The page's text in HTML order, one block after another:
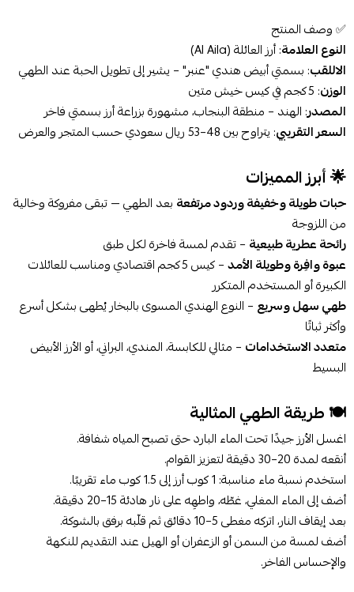
✅ وصف المنتج
النوع العلامة: أرز العائلة (Al Aila)
الاللقب: بسمتي أبيض هندي "عنبر" – يشير إلى تطويل الحبة عند الطهي
الوزن: 5 كجم في كيس خيش متين
المصدر: الهند – منطقة البنجاب، مشهورة بزراعة أرز بسمتي فاخر
السعر التقريبي: يتراوح بين 48–53 ريال سعودي حسب المتجر والعرض
🌟 أبرز المميزات
حبات طويلة وخفيفة وردود مرتفعة بعد الطهي — تبقى مفروكة وخالية
من اللزوجة
رائحة عطرية طبيعية – تقدم لمسة فاخرة لكل طبق
عبوة وافِرة وطويلة الأمد
– كيس 5 كجم اقتصادي ومناسب للعائلات
الكبيرة أو المستخدم المتكرر
طهي سهل وسريع – النوع الهندي المسوى بالبخار يُطهى بشكل أسرع
وأكثر ثباتًا
متعدد الاستخدامات – مثالي للكابسة، المندي، البراني، أو الأرز الأبيض
البسيط
🍽 طريقة الطهي المثالية
اغسل الأرز جيدًا تحت الماء البارد حتى تصبح المياه شفافة.
أنقعه لمدة 20–30 دقيقة لتعزيز القوام.
استخدم نسبة ماء مناسبة: 1 كوب أرز إلى 1.5 كوب ماء تقريبًا.
أضف إلى الماء المغلي، غطّه، واطهِه على نار هادئة 15–20 دقيقة.
بعد إيقاف النار، اتركه مغطى 5–10 دقائق ثم قلّبه برفق بالشوكة.
أضف لمسة من السمن أو الزعفران أو الهيل عند التقديم للنكهة
والإحساس الفاخر.